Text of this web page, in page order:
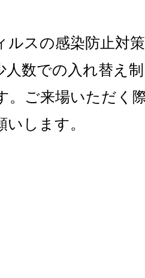
ルスの感染防止対
人数での入れ替え
。ご来場いただく
します。